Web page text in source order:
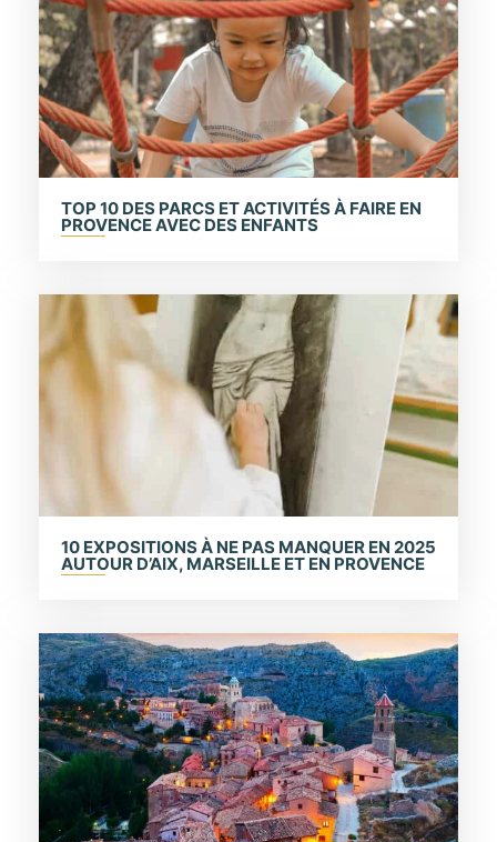
TOP 10 DES PARCS ET ACTIVITÉS À FAIRE EN
PROVENCE AVEC DES ENFANTS
10 EXPOSITIONS À NE PAS MANQUER EN 2025
AUTOUR D’AIX, MARSEILLE ET EN PROVENCE